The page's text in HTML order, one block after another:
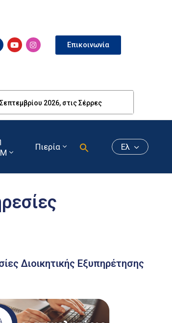
Επικοινωνία
2026, στις Σέρρες
Πιερία Ελ
Διοικητικής Εξυπηρέτησης